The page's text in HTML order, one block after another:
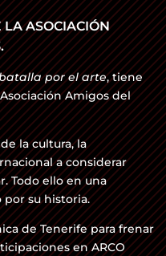
LA ASOCIACIÓN
por el arte, tiene
Amigos del
la cultura, la
a considerar
Todo ello en una
su historia.
de Tenerife para frenar
en ARCO